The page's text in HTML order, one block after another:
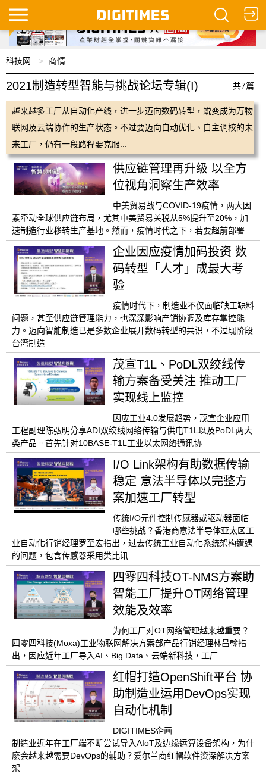
科技网 商情
2021制造转型智能与挑战论坛专辑(I) 共7篇
越来越多工厂从自动化产线，进一步迈向数码转型，蜕变成为万物
联网及云端协作的生产状态。不过要迈向自动优化、自主调校的未
来工厂，仍有一段路程要克服...
供应链管理再升级 以全方
位视角洞察生产效率
中美贸易战与COVID-19疫情，两大因
素牵动全球供应链布局，尤其中美贸易关税从5%提升至20%，加
速制造行业移转生产基地。然而，疫情时代之下，若要超前部署
企业因应疫情加码投资 数
码转型「人才」成最大考
验
疫情时代下，制造业不仅面临缺工缺料
问题，甚至供应链管理能力，也深深影响产销协调及库存掌控能
力。迈向智能制造已是多数企业展开数码转型的共识，不过现阶段
台湾制造
茂宣T1L、PoDL双绞线传
输方案备受关注 推动工厂
实现线上监控
因应工业4.0发展趋势，茂宣企业应用
工程副理陈弘明分享ADI双绞线网络传输与供电T1L以及PoDL两大
类产品。首先针对10BASE-T1L工业以太网络通讯协
I/O Link架构有助数据传输
稳定 意法半导体以完整方
案加速工厂转型
传统I/O元件控制传感器或驱动器面临
哪些挑战？香港商意法半导体亚太区工
业自动化行销经理罗至宏指出，过去传统工业自动化系统架构遭遇
的问题，包含传感器采用类比讯
四零四科技OT-NMS方案助
智能工厂提升OT网络管理
效能及效率
为何工厂对OT网络管理越来越重要？
四零四科技(Moxa)工业物联网解决方案部产品行销经理林昌翰指
出，因应近年工厂导入AI、Big Data、云端新科技，工厂
红帽打造OpenShift平台 协
助制造业运用DevOps实现
自动化机制
DIGITIMES企画
制造业近年在工厂端不断尝试导入AIoT及边缘运算设备架构，为什
麽会越来越需要DevOps的辅助？爱尔兰商红帽软件资深解决方案
架